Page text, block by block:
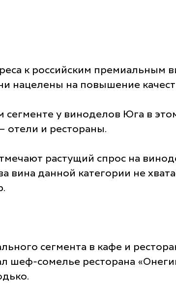
к российским премиальным
нацелены на повышение
у виноделов Юга в
отели и рестораны.
растущий спрос на
вина данной категории не
сегмента в кафе и
шеф-сомелье ресторана